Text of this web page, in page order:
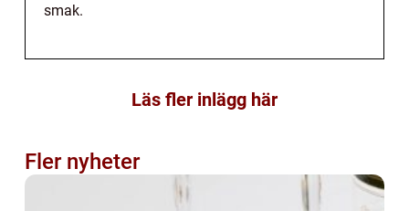
smak.
Läs fler inlägg här
Fler nyheter